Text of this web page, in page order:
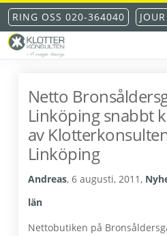
Hoppa
till
huvudnavigering
Hoppa
till
huvudinnehåll
Hoppa
till
det
primära
Hoppa
till
sidfot
RING OSS 020-364040 JOUR
klotterskydd
klotterförsäkring
Netto
Linköping snabbt
av
Linköping
Andreas, 6 augusti, 2011,
län
Nettobutiken på